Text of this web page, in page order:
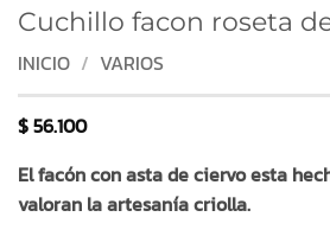
Cuchillo facon roseta
INICIO / VARIOS
$56.100
El facón con asta de ciervo esta
valoran la artesanía criolla.